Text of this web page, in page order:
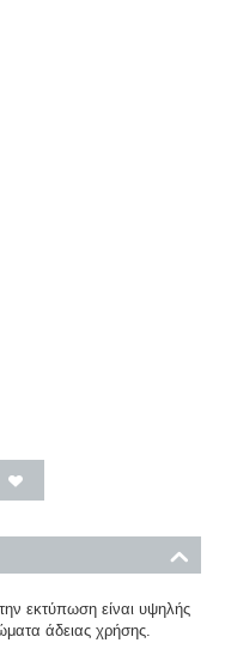
εκτύπωση είναι υψηλής
άδειας χρήσης.